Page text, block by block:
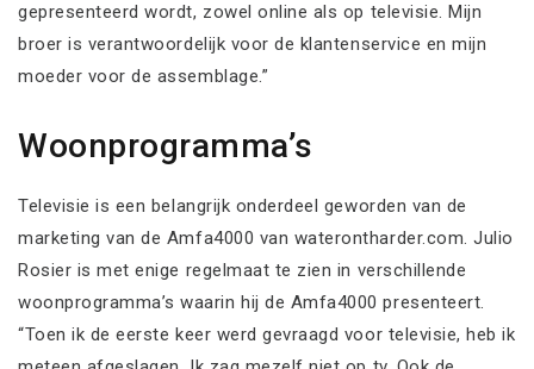
gepresenteerd wordt, zowel online als op televisie. Mijn
broer is verantwoordelijk voor de klantenservice en mijn
moeder voor de assemblage.”
Woonprogramma’s
Televisie is een belangrijk onderdeel geworden van de
marketing van de Amfa4000 van waterontharder.com. Julio
Rosier is met enige regelmaat te zien in verschillende
woonprogramma’s waarin hij de Amfa4000 presenteert.
“Toen ik de eerste keer werd gevraagd voor televisie, heb ik